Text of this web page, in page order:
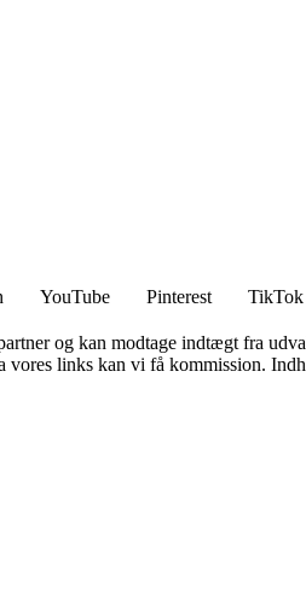
YouTube Pinterest TikTok
og kan modtage indtægt fra
links kan vi få kommission.